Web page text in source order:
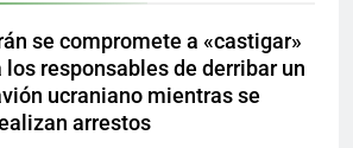
se compromete a «castigar»
los responsables de derribar un
ucraniano mientras se
arrestos